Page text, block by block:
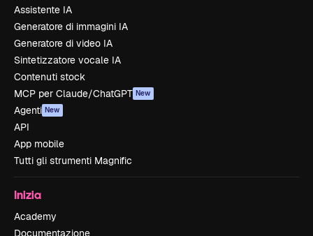
Assistente IA
Generatore di immagini IA
Generatore di video IA
Sintetizzatore vocale IA
Contenuti stock
MCP per Claude/ChatGPT New
Agenti New
API
App mobile
Tutti gli strumenti Magnific
Inizia
Academy
Documentazione